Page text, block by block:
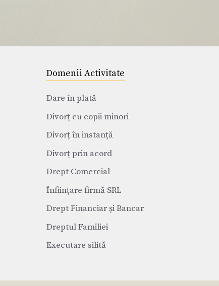
Domenii Activitate
Dare în plată
Divorț cu copii minori
Divorț în instanță
Divorț prin acord
Drept Comercial
Înființare firmă SRL
Drept Financiar și Bancar
Dreptul Familiei
Executare silită